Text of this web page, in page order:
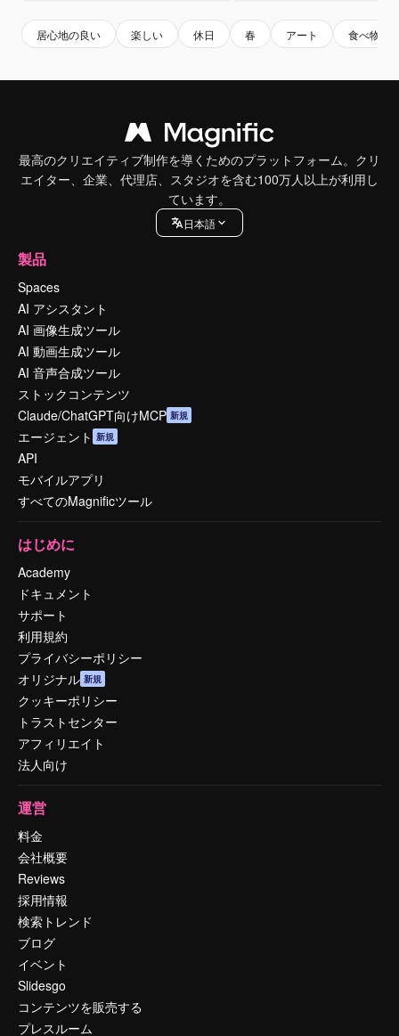
居心地の良い 楽しい 休日 春 アート 食べ物
最高のクリエイティブ制作を導くためのプラットフォーム。クリ
エイター、企業、代理店、スタジオを含む100万人以上が利用し
ています。
日本語
製品
Spaces
AI アシスタント
AI 画像生成ツール
AI 動画生成ツール
AI 音声合成ツール
ストックコンテンツ
Claude/ChatGPT向けMCP 新規
エージェント 新規
API
モバイルアプリ
すべてのMagnificツール
はじめに
Academy
ドキュメント
サポート
利用規約
プライバシーポリシー
オリジナル 新規
クッキーポリシー
トラストセンター
アフィリエイト
法人向け
運営
料金
会社概要
Reviews
採用情報
検索トレンド
ブログ
イベント
Slidesgo
コンテンツを販売する
プレスルーム